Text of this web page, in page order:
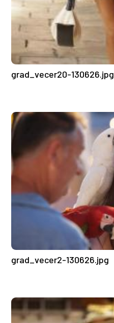
grad_vecer20-130626.jpg
grad_vecer2-130626.jpg